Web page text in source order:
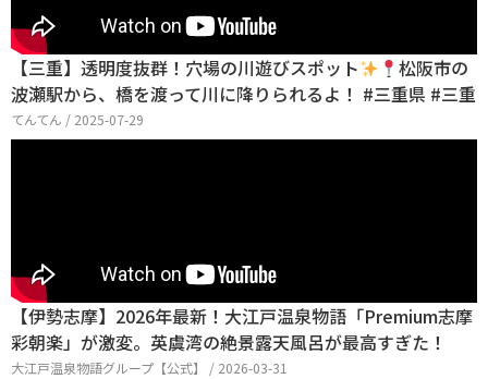
【三重】透明度抜群！穴場の川遊びスポット
松阪市の
波瀬駅から、橋を渡って川に降りられるよ！ #三重県 #三重
てんてん / 2025-07-29
【伊勢志摩】2026年最新！大江戸温泉物語「Premium志摩
彩朝楽」が激変。英虞湾の絶景露天風呂が最高すぎた！
大江戸温泉物語グループ【公式】 / 2026-03-31